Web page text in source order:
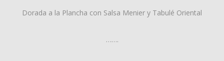
Dorada a la Plancha con Salsa Menier y Tabulé Oriental
…….